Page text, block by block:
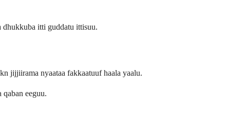
dhukkuba itti guddatu ittisuu.
jijjiirama nyaataa fakkaatuuf haala yaalu.
eeguu.